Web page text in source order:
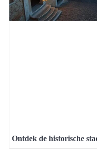
Ontdek de historische